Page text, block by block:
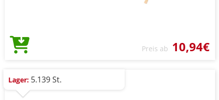
Preis ab 10,94€
Lager: 5.139 St.